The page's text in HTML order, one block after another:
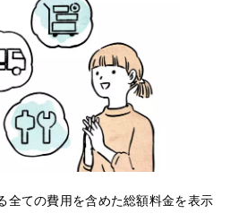
全ての費用を含めた総額料金を表示